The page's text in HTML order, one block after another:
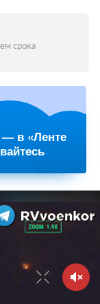
срока
— в «Ленте